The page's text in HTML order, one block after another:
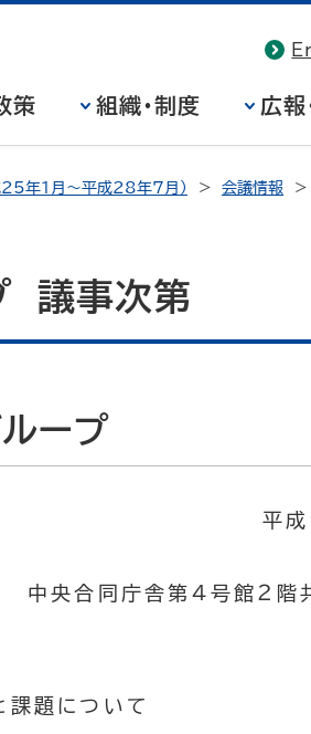
策 組織・制度 広報
25年1月～平成28年7月） 会議情報
議事次第
ープ
平
中央合同庁舎第４号館２階
題について